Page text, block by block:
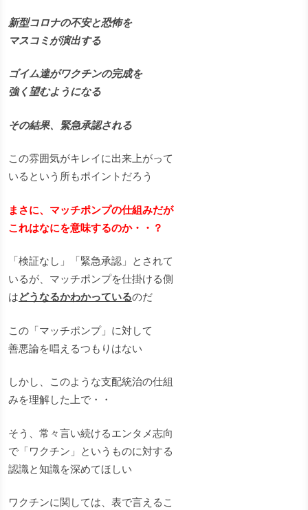
新型コロナの不安と恐怖を
マスコミが演出する
ゴイム達がワクチンの完成を
強く望むようになる
その結果、緊急承認される
この雰囲気がキレイに出来上がって
いるという所もポイントだろう
まさに、マッチポンプの仕組みだが
これはなにを意味するのか・・？
「検証なし」「緊急承認」とされて
いるが、マッチポンプを仕掛ける側
はどうなるかわかっているのだ
この「マッチポンプ」に対して
善悪論を唱えるつもりはない
しかし、このような支配統治の仕組
みを理解した上で・・
そう、常々言い続けるエンタメ志向
で「ワクチン」というものに対する
認識と知識を深めてほしい
ワクチンに関しては、表で言えるこ